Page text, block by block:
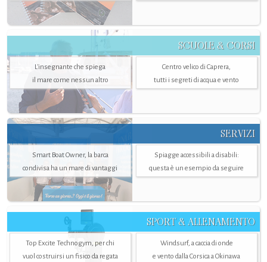
SCUOLE & CORSI
L'insegnante che spiega
il mare come nessun altro
Centro velico di Caprera,
tutti i segreti di acqua e vento
SERVIZI
Smart Boat Owner, la barca
condivisa ha un mare di vantaggi
Spiagge accessibili a disabili:
questa è un esempio da seguire
SPORT & ALLENAMENTO
Top Excite Technogym, per chi
vuol costruirsi un fisico da regata
Windsurf, a caccia di onde
e vento dalla Corsica a Okinawa